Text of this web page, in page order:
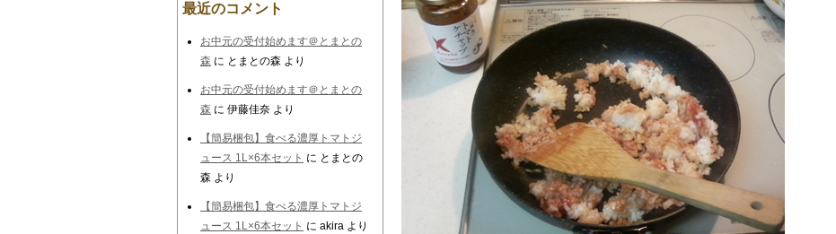
最近のコメント
お中元の受付始めます＠とまとの
森 に とまとの森 より
お中元の受付始めます＠とまとの
森 に 伊藤佳奈 より
【簡易梱包】食べる濃厚トマトジ
ュース 1L×6本セット に とまとの
森 より
【簡易梱包】食べる濃厚トマトジ
ュース 1L×6本セット に akira より